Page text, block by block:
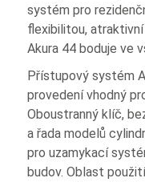
systém pro
flexibilitou,
Akura 44 boduje ve
Přístupový systém
provedení vhodný
Oboustranný klíč,
a řada modelů
pro uzamykací
budov. Oblast